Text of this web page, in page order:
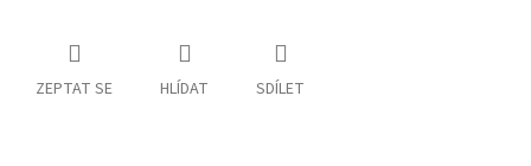
ZEPTAT SE HLÍDAT SDÍLET